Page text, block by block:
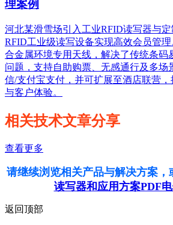
理案例
河北某滑雪场引入工业RFID读写器与
RFID工业级读写设备实现高效会员管
合金属环境专用天线，解决了传统条码
问题，支持自助购票、无感通行及多场
信/支付宝支付，并可扩展至酒店联营
与客户体验。
相关技术文章分享
查看更多
请继续浏览相关产品与解决方案，
读写器和应用方案PDF
返回顶部